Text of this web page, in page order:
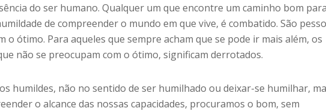
do ser humano. Qualquer um que encontre um caminho bom
de compreender o mundo em que vive, é combatido. São
o ótimo. Para aqueles que sempre acham que se pode ir mais além, os
não se preocupam com o ótimo, significam derrotados.
humildes, não no sentido de ser humilhado ou deixar-se humilhar,
o alcance das nossas capacidades, procuramos o bom, sem